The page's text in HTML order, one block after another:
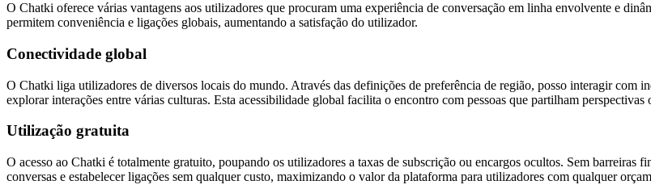
O Chatki oferece várias vantagens aos utilizadores que procuram uma experiência de conversação em linha envolvente e
permitem conveniência e ligações globais, aumentando a satisfação do utilizador.
Conectividade global
O Chatki liga utilizadores de diversos locais do mundo. Através das definições de preferência de região, posso interagir com
explorar interações entre várias culturas. Esta acessibilidade global facilita o encontro com pessoas que partilham perspectivas
Utilização gratuita
O acesso ao Chatki é totalmente gratuito, poupando os utilizadores a taxas de subscrição ou encargos ocultos. Sem barreiras
conversas e estabelecer ligações sem qualquer custo, maximizando o valor da plataforma para utilizadores com qualquer